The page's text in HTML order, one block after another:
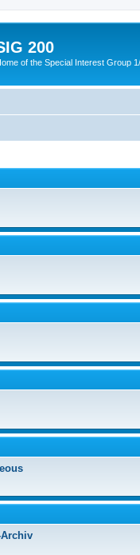
200
of the Special Interest Group